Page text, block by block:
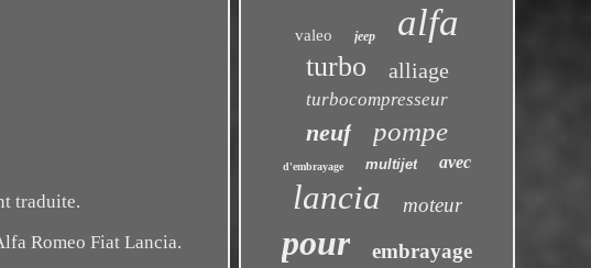
traduite.
Romeo Fiat Lancia.
valeo jeep alfa
turbo alliage
turbocompresseur
neuf pompe
d'embrayage multijet avec
lancia moteur
pour embrayage